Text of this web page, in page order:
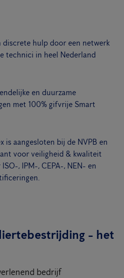
discrete hulp door een netwerk
technici in heel Nederland
en duurzame
met 100% gifvrije Smart
is aangesloten bij de NVPB en
voor veiligheid & kwaliteit
, IPM-, CEPA-, NEN- en
- het
bedrijf